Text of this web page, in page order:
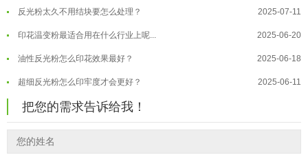
夜间安全卫士：丝印反光粉搭配全攻... 2026-01-20
反光粉太久不用结块要怎么处理？ 2025-07-11
印花温变粉最适合用在什么行业上呢... 2025-06-20
油性反光粉怎么印花效果最好？ 2025-06-18
超细反光粉怎么印牢度才会更好？ 2025-06-11
反光粉是永久有效的吗？能用多久？
外墙涂料中怎么添加反光粉使用？ 2025-06-05
超细反光粉需要搭配什么胶浆使用？
把您的需求告诉给我！